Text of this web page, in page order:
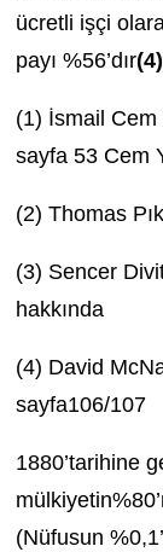
ücretli işçi
payı %56’dır(4)
(1) İsmail Cem
sayfa 53 Cem
(2) Thomas
(3) Sencer
hakkında
(4) David
sayfa106/107
1880’tarihine
(Nüfusun